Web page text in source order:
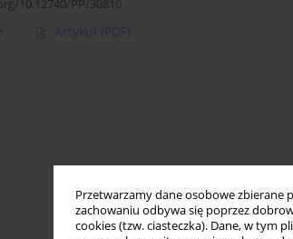
Przetwarzamy dane osobowe zbierane
zachowaniu odbywa się poprzez
cookies (tzw. ciasteczka). Dane, w tym
10.12740/PP/30810
Artykuł (PDF)